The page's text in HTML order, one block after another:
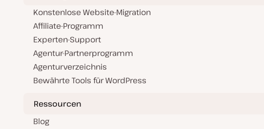
Konstenlose Website-Migration
Affiliate-Programm
Experten-Support
Agentur-Partnerprogramm
Agenturverzeichnis
Bewährte Tools für WordPress
Ressourcen
Blog